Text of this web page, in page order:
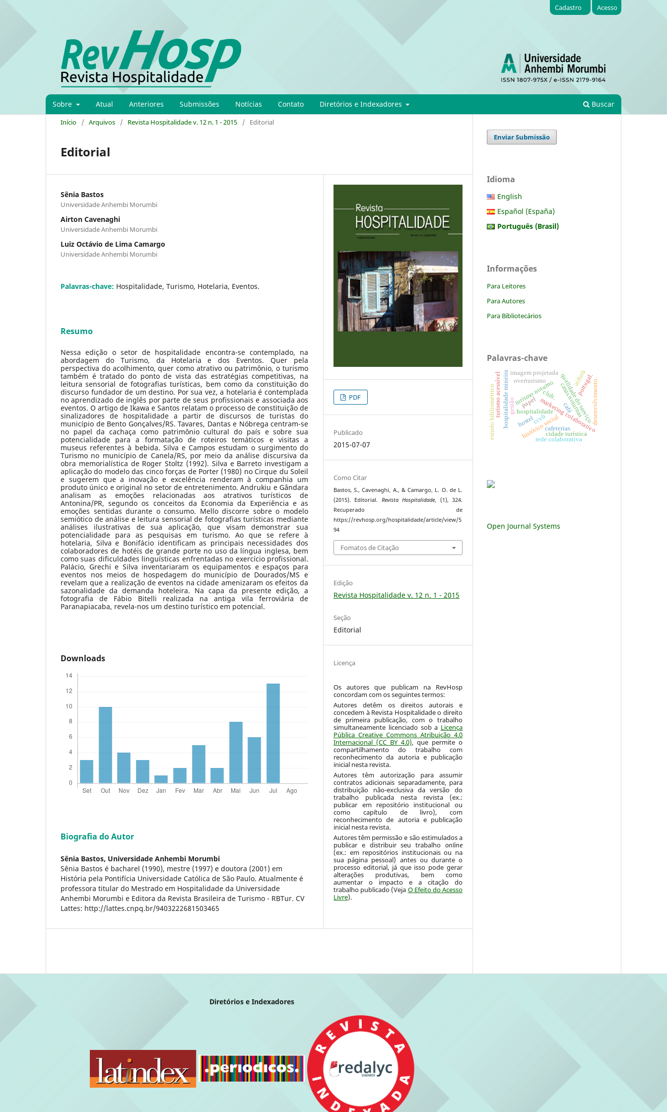
Sobre Atual Anteriores Submissões Notícias Contato Diretórios e Indexadores Buscar
Cadastro Acesso
Início / Arquivos / Revista Hospitalidade v. 12 n. 1 - 2015 / Editorial
Editorial
Sênia Bastos
Universidade Anhembi Morumbi
Airton Cavenaghi
Universidade Anhembi Morumbi
Luiz Octávio de Lima Camargo
Universidade Anhembi Morumbi
Palavras-chave: Hospitalidade, Turismo, Hotelaria, Eventos.
Resumo
Nessa edição o setor de hospitalidade encontra-se contemplado, na
abordagem do Turismo, da Hotelaria e dos Eventos. Quer pela
perspectiva do acolhimento, quer como atrativo ou patrimônio, o turismo
também é tratado do ponto de vista das estratégias competitivas, na
leitura sensorial de fotografias turísticas, bem como da constituição do
discurso fundador de um destino. Por sua vez, a hotelaria é contemplada
no aprendizado de inglês por parte de seus profissionais e associada aos
eventos. O artigo de Ikawa e Santos relatam o processo de constituição de
sinalizadores de hospitalidade a partir de discursos de turistas do
município de Bento Gonçalves/RS. Tavares, Dantas e Nóbrega centram-se
no papel da cachaça como patrimônio cultural do país e sobre sua
potencialidade para a formatação de roteiros temáticos e visitas a
museus referentes à bebida. Silva e Campos estudam o surgimento do
Turismo no município de Canela/RS, por meio da análise discursiva da
obra memorialística de Roger Stoltz (1992). Silva e Barreto investigam a
aplicação do modelo das cinco forças de Porter (1980) no Cirque du Soleil
e sugerem que a inovação e excelência renderam à companhia um
produto único e original no setor de entretenimento. Andrukiu e Gândara
analisam as emoções relacionadas aos atrativos turísticos de
Antonina/PR, segundo os conceitos da Economia da Experiência e as
emoções sentidas durante o consumo. Mello discorre sobre o modelo
semiótico de análise e leitura sensorial de fotografias turísticas mediante
análises ilustrativas de sua aplicação, que visam demonstrar sua
potencialidade para as pesquisas em turismo. Ao que se refere à
hotelaria, Silva e Bonifácio identificam as principais necessidades dos
colaboradores de hotéis de grande porte no uso da língua inglesa, bem
como suas dificuldades linguísticas enfrentadas no exercício profissional.
Palácio, Grechi e Silva inventariaram os equipamentos e espaços para
eventos nos meios de hospedagem do município de Dourados/MS e
revelam que a realização de eventos na cidade amenizaram os efeitos da
sazonalidade da demanda hoteleira. Na capa da presente edição, a
fotografia de Fábio Bitelli realizada na antiga vila ferroviária de
Paranapiacaba, revela-nos um destino turístico em potencial.
Downloads
Biografia do Autor
Sênia Bastos, Universidade Anhembi Morumbi
Sênia Bastos é bacharel (1990), mestre (1997) e doutora (2001) em
História pela Pontifícia Universidade Católica de São Paulo. Atualmente é
professora titular do Mestrado em Hospitalidade da Universidade
Anhembi Morumbi e Editora da Revista Brasileira de Turismo - RBTur. CV
Lattes: http://lattes.cnpq.br/9403222681503465
PDF
Publicado
2015-07-07
Como Citar
Bastos, S., Cavenaghi, A., & Camargo, L. O. de L.
(2015). Editorial. Revista Hospitalidade, (1), 324.
Recuperado de
https://revhosp.org/hospitalidade/article/view/5
94
Fomatos de Citação
Edição
Revista Hospitalidade v. 12 n. 1 - 2015
Seção
Editorial
Licença
Os autores que publicam na RevHosp
concordam com os seguintes termos:
Autores detêm os direitos autorais e
concedem à Revista Hospitalidade o direito
de primeira publicação, com o trabalho
simultaneamente licenciado sob a Licença
Pública Creative Commons Atribuição 4.0
Internacional (CC BY 4.0), que permite o
compartilhamento do trabalho com
reconhecimento da autoria e publicação
inicial nesta revista.
Autores têm autorização para assumir
contratos adicionais separadamente, para
distribuição não-exclusiva da versão do
trabalho publicada nesta revista (ex.:
publicar em repositório institucional ou
como capítulo de livro), com
reconhecimento de autoria e publicação
inicial nesta revista.
Autores têm permissão e são estimulados a
publicar e distribuir seu trabalho online
(ex.: em repositórios institucionais ou na
sua página pessoal) antes ou durante o
processo editorial, já que isso pode gerar
alterações produtivas, bem como
aumentar o impacto e a citação do
trabalho publicado (Veja O Efeito do Acesso
Livre).
Enviar Submissão
Idioma
English
Español (España)
Português (Brasil)
Informações
Para Leitores
Para Autores
Para Bibliotecários
Palavras-chave
hospitalidademarketing colaborativo
ccvb
gestão
hospitalidade mineira histórico social
turismo acessível qualidade do serviço
turismo noturnocasas noturnas
club.
café
imagem projetada
cafeterias
estudo bibliométrico hostel
portugal.
overturismo
cidade turística
rede colaborativa
desenvolvimento.
papel
airbnb
Open Journal Systems
Diretórios e Indexadores